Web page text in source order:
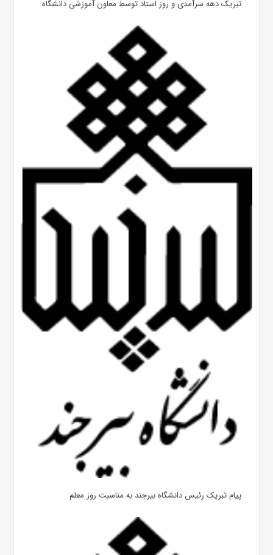
تبریک دهه سرآمدی و روز استاد توسط معاون آموزشی دانشگاه
پیام تبریک رئیس دانشگاه بیرجند به مناسبت روز معلم